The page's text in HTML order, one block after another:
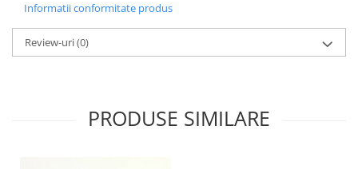
Informatii conformitate produs
Review-uri(0)
PRODUSE SIMILARE